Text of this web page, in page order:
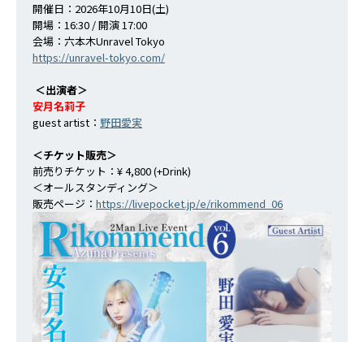
開催日：2026年10月10日(土)
開場：16:30 / 開演 17:00
会場：六本木Unravel Tokyo
https://unravel-tokyo.com/
＜出演者＞
安月名莉子
guest artist： 野田愛実
＜チケット販売＞
前売りチケット：¥ 4,800 (+Drink)
＜オールスタンディング＞
販売ページ： https://livepocket.jp/e/rikommend_06